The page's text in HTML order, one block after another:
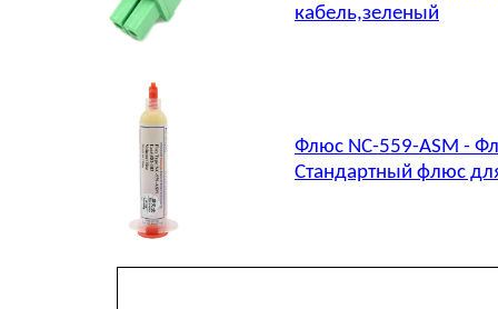
кабель,зеленый
Флюс NC-559-ASM -
Стандартный флюс